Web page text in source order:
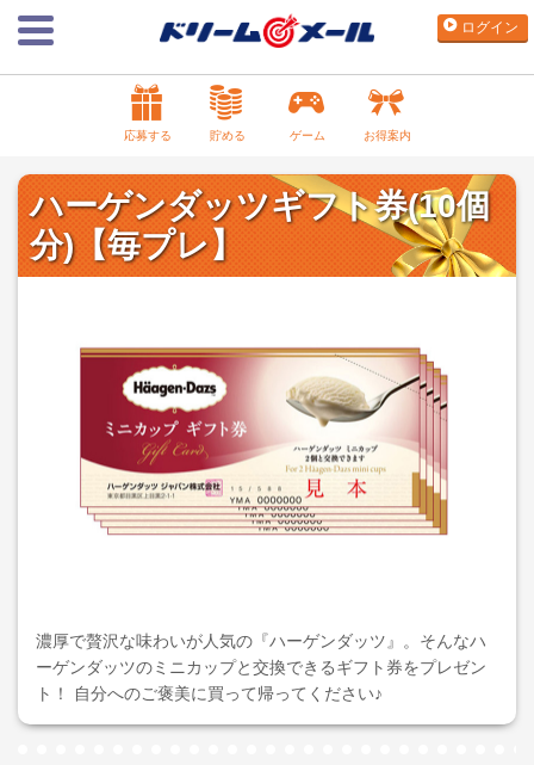
ログイン
応募する 貯める ゲーム お得案内
ハーゲンダッツギフト券(10個
分)【毎プレ】
濃厚で贅沢な味わいが人気の『ハーゲンダッツ』。そんなハ
ーゲンダッツのミニカップと交換できるギフト券をプレゼン
ト！ 自分へのご褒美に買って帰ってください♪